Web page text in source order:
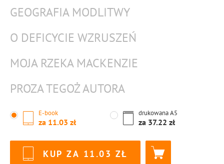
GEOGRAFIA MODLITWY
O DEFICYCIE WZRUSZEŃ
MOJA RZEKA MACKENZIE
PROZA TEGOŻ AUTORA
E-book
za 11.03
drukowanaA5
za 37.22
KUP ZA 11.03